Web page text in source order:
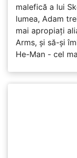
malefică a lui
lumea, Adam
mai apropiați
Arms, și să-și
He-Man - cel